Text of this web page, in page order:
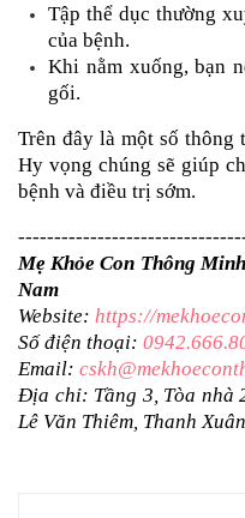
Tập thể dục thường
của bệnh.
Khi nằm xuống, bạn
gối.
Trên đây là một số thông
Hy vọng chúng sẽ giúp
bệnh và điều trị sớm.
Mẹ Khỏe Con Thông
Nam
Website: https://
Số điện thoại:
Email:
Địa chỉ: Tầng 3, Tòa nhà
Lê Văn Thiêm, Thanh